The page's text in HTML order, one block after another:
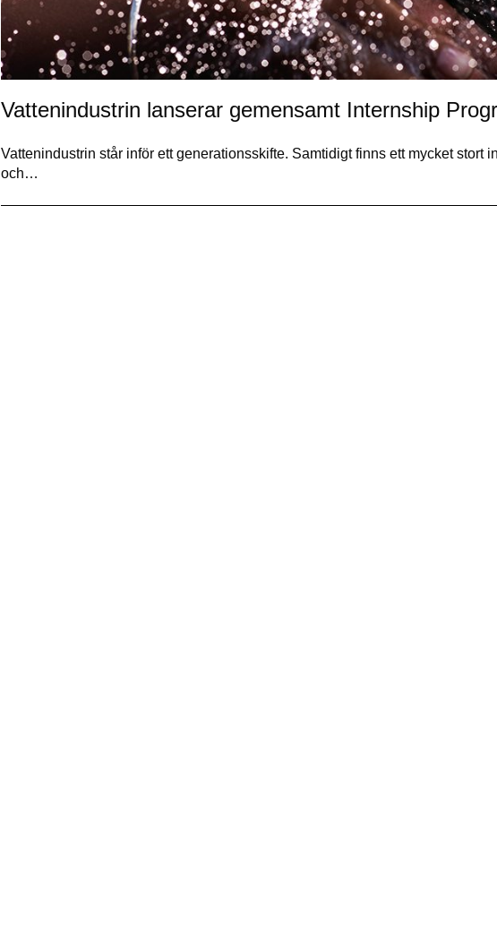
Vattenindustrin lanserar gemensamt Internship
Vattenindustrin står inför ett generationsskifte. Samtidigt finns ett mycket stort
och…